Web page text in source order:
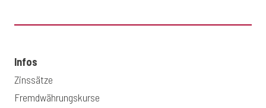
Infos
Zinssätze
Fremdwährungskurse